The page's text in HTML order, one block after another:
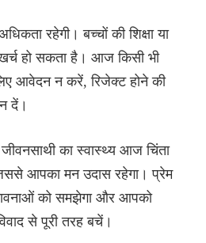
रहेगी। बच्चों की शिक्षा या
हो सकता है। आज किसी भी
आवेदन न करें, रिजेक्ट होने की
दें।
जीवनसाथी का स्वास्थ्य आज चिंता
आपका मन उदास रहेगा। प्रेम
को समझेगा और आपको
से पूरी तरह बचें।